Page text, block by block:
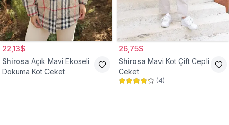
22,13$
Shirosa Açık Mavi Ekoseli
Dokuma Kot Ceket
26,75$
Shirosa Mavi Kot Çift Cepli
Ceket
(4)